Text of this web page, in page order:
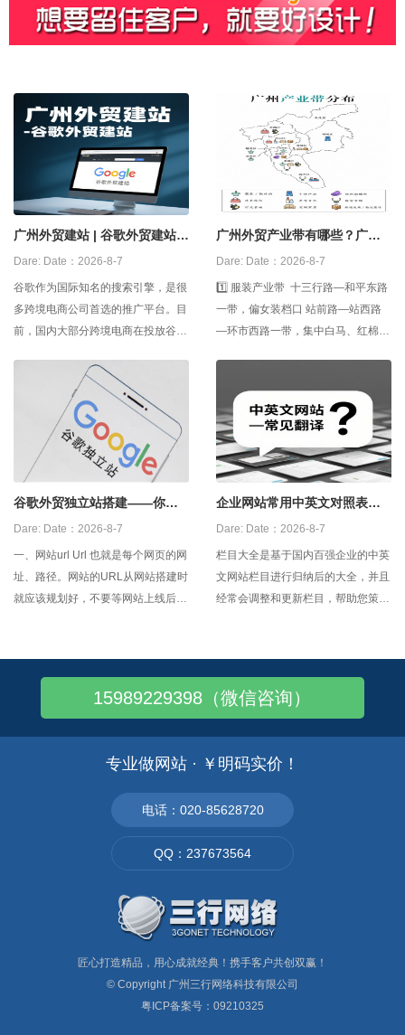
广州外贸建站 | 谷歌外贸建站怎
么做？
Dare: Date：2026-8-7
谷歌作为国际知名的搜索引擎，是很
多跨境电商公司首选的推广平台。目
前，国内大部分跨境电商在投放谷歌
用以日后的产品推广和品牌宣传。那
么，谷歌外贸建站怎么做？ 1，自建
外贸网站 企业可以搭建开发团队去
自建网站，但是缺点是开发周期比较
长，
广州外贸产业带有哪些？广州
外贸源头工厂
Dare: Date：2026-8-7
1️⃣ 服装产业带 十三行路—和平东路
一带，偏女装档口 站前路—站西路
—环市西路一带，集中白马、红棉、
谷歌外贸独立站搭建——你建
对了吗？？
Dare: Date：2026-8-7
一、网站url Url 也就是每个网页的网
址、路径。网站的URL从网站搭建时
就应该规划好，不要等网站上线后再
相关的英文关键词，不要有特殊符
企业网站常用中英文对照表，
中英文网站建设翻译
Dare: Date：2026-8-7
栏目大全是基于国内百强企业的中英
文网站栏目进行归纳后的大全，并且
经常会调整和更新栏目，帮助您策划
－－Ab
15989229398（微信咨询）
专业做网站 · ￥明码实价！
电话：020-85628720
QQ：237673564
匠心打造精品，用心成就经典！携手客户共创双赢！
© Copyright 广州三行网络科技有限公司
粤ICP备案号：09210325